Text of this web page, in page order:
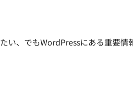
、でもWordPressにある重要